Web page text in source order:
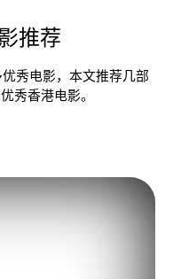
推荐
秀电影，本文推荐几部
秀香港电影。